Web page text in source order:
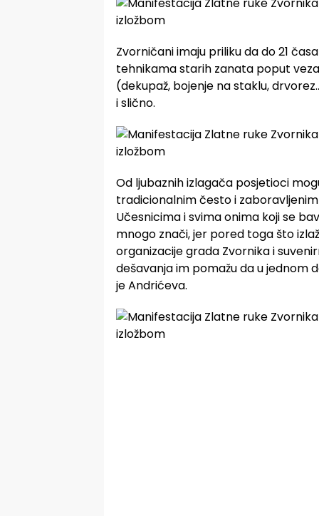
Zvorničani imaju priliku da do 21
tehnikama starih zanata poput
(dekupaž, bojenje na staklu,
i slično.
Od ljubaznih izlagača posjetioci
tradicionalnim često i
Učesnicima i svima onima koji se
mnogo znači, jer pored toga što
organizacije grada Zvornika i
dešavanja im pomažu da u jednom
je Andrićeva.